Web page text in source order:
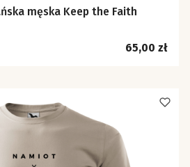
męska Keep the Faith
Cena
65,00 zł